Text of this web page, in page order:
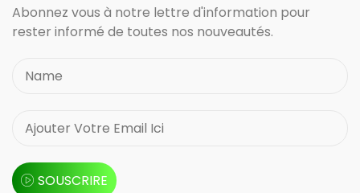
Abonnez vous à notre lettre d'information pour
rester informé de toutes nos nouveautés.
SOUSCRIRE